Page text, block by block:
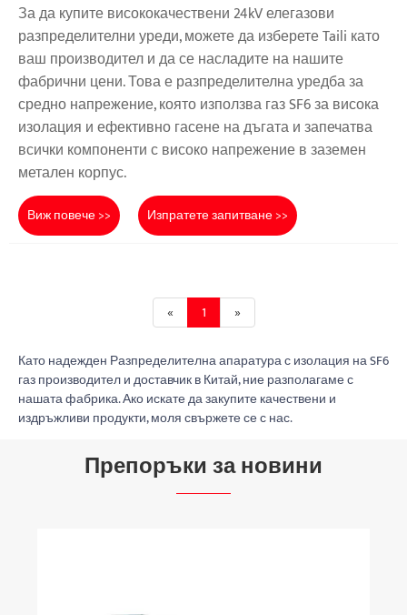
За да купите висококачествени 24kV елегазови
разпределителни уреди, можете да изберете Taili като
ваш производител и да се насладите на нашите
фабрични цени. Това е разпределителна уредба за
средно напрежение, която използва газ SF6 за висока
изолация и ефективно гасене на дъгата и запечатва
всички компоненти с високо напрежение в заземен
метален корпус.
Виж повече >> Изпратете запитване >>
« 1 »
Като надежден Разпределителна апаратура с изолация на SF6
газ производител и доставчик в Китай, ние разполагаме с
нашата фабрика. Ако искате да закупите качествени и
издръжливи продукти, моля свържете се с нас.
Препоръки за новини